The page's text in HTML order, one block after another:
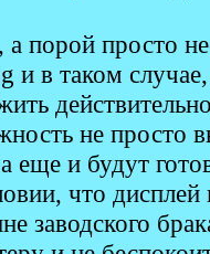
порой просто
и в таком
не просто
еще и будут
что дисплей
заводского